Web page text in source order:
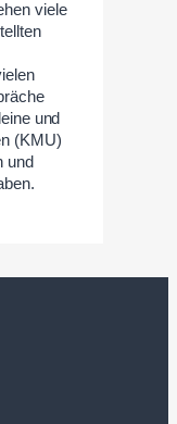
viele
und
(KMU)
und